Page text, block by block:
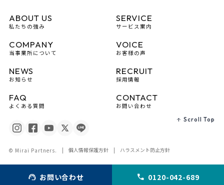
お問い合わせ 0120-042-689
Scroll Top
ABOUT US
私たちの強み
SERVICE
サービス案内
COMPANY
当事業所について
VOICE
お客様の声
NEWS
お知らせ
RECRUIT
採用情報
FAQ
よくある質問
CONTACT
お問い合わせ
© Mirai Partners. 個人情報保護方針 ハラスメント防止方針